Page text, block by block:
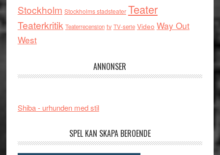
Stockholm Stockholms stadsteater Teater
Teaterkritik Teaterrecension tv TV-serie Video Way Out
West
ANNONSER
Shiba - urhunden med stil
SPEL KAN SKAPA BEROENDE